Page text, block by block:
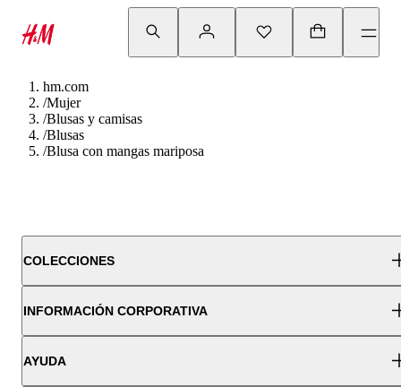
hm.com
/Mujer
/Blusas y camisas
/Blusas
/Blusa con mangas mariposa
COLECCIONES
INFORMACIÓN CORPORATIVA
AYUDA